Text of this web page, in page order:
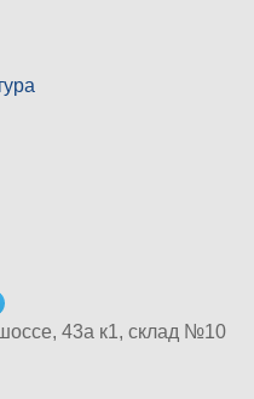
43а к1, склад №10